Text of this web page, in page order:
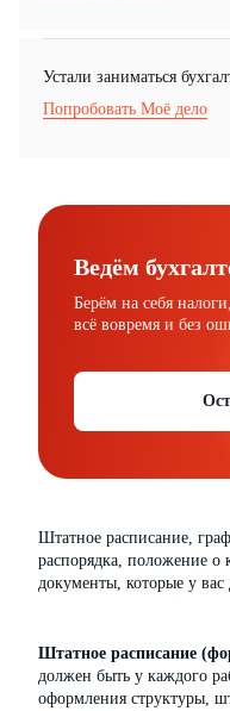
Устали заниматься
Попробовать Моё дело
Ведём
Берём на себя
всё вовремя и без
Штатное расписание,
распорядка, положение о
документы, которые у
Штатное расписание
должен быть у каждого
оформления структуры,